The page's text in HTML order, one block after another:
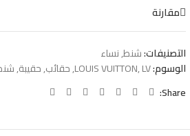
مقارنة
التصنيفات:شنط,نساء
الوسوم:
LOUIS VUITTON,LV
,حقائب,حقيبة,
Share: